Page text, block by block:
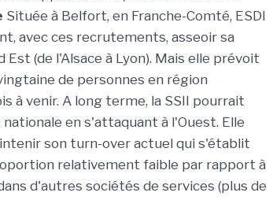
Située à Belfort, en Franche-Comté, ESDI
avec ces recrutements, asseoir sa
Est (de l'Alsace à Lyon). Mais elle prévoit
de personnes en région
à venir. A long terme, la SSII pourrait
en s'attaquant à l'Ouest. Elle
son turn-over actuel qui s'établit
relativement faible par rapport à
d'autres sociétés de services (plus de